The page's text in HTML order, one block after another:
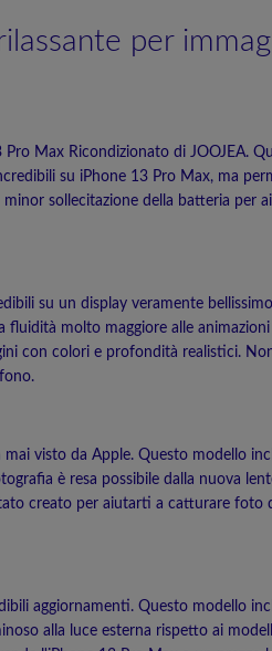
per
Max Ricondizionato di JOOJEA.
su iPhone 13 Pro Max, ma
sollecitazione della batteria per
su un display veramente
molto maggiore alle
con colori e profondità realistici.
visto da Apple. Questo modello
è resa possibile dalla nuova
creato per aiutarti a catturare foto
aggiornamenti. Questo modello
alla luce esterna rispetto ai